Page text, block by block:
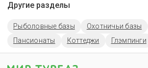
Другие разделы
Рыболовные базы Охотничьи базы
Пансионаты
Коттеджи Глэмпинги